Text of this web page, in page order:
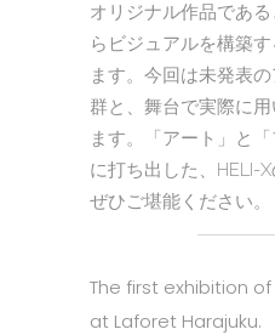
オリジナル作品であ
らビジュアルを構築
ます。今回は未発表
群と、舞台で実際に
ます。「アート」と
に打ち出した、HELI-
ぜひご堪能ください。
The first exhibition of
at Laforet Harajuku.